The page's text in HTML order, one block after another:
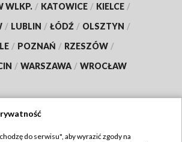
WLKP. / KATOWICE / KIELCE /
/ LUBLIN / ŁÓDŹ / OLSZTYN /
/ POZNAŃ / RZESZÓW /
/ WARSZAWA / WROCŁAW
do serwisu", aby wyrazić zgody na